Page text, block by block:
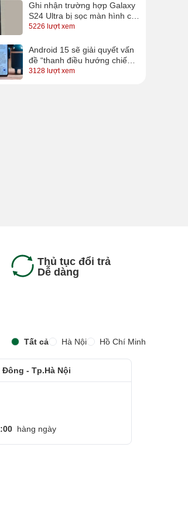
Ghi nhận trường hợp Galaxy
S24 Ultra bị sọc màn hình chỉ
sau vài ngày sử dụng
5226 lượt xem
Android 15 sẽ giải quyết vấn
đề “thanh điều hướng chiếm
diện tích” trên Android?
3128 lượt xem
Thủ tục đổi trả
Dễ dàng
Tất cả Hà Nội Hồ Chí Minh
Đông - Tp.Hà Nội
hàng ngày